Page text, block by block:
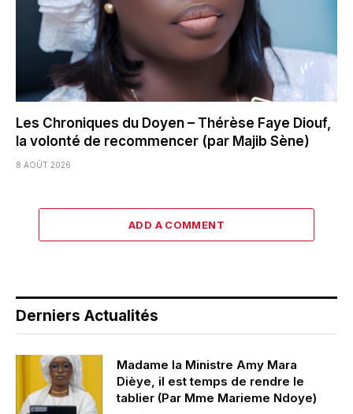
Les Chroniques du Doyen – Thérèse Faye Diouf,
la volonté de recommencer (par Majib Sène)
8 AOÛT 2026
ADD A COMMENT
Derniers Actualités
Madame la Ministre Amy Mara
Dièye, il est temps de rendre le
tablier (Par Mme Marieme Ndoye)